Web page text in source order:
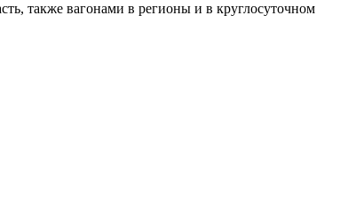
также вагонами в регионы и в круглосуточном